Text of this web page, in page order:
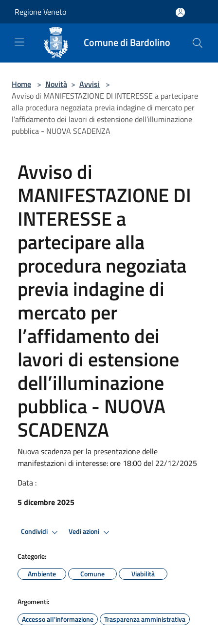
Regione Veneto
Comune di Bardolino
Home > Novità > Avvisi >
Avviso di MANIFESTAZIONE DI INTERESSE a partecipare
alla procedura negoziata previa indagine di mercato per
l’affidamento dei lavori di estensione dell’illuminazione
pubblica - NUOVA SCADENZA
Avviso di
MANIFESTAZIONE DI
INTERESSE a
partecipare alla
procedura negoziata
previa indagine di
mercato per
l’affidamento dei
lavori di estensione
dell’illuminazione
pubblica - NUOVA
SCADENZA
Nuova scadenza per la presentazione delle
manifestazioni di interesse: ore 18:00 del 22/12/2025
Data :
5 dicembre 2025
Condividi Vedi azioni
Categorie:
Ambiente
Comune Viabilità
Argomenti:
Accesso all'informazione
Trasparenza amministrativa